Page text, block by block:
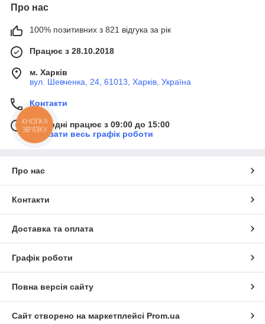
Про нас
100% позитивних з 821 відгука за рік
Працює з 28.10.2018
м. Харків
вул. Шевченка, 24, 61013, Харків, Україна
Контакти
Сьогодні працює з 09:00 до 15:00
Показати весь графік роботи
Про нас
Контакти
Доставка та оплата
Графік роботи
Повна версія сайту
Сайт створено на маркетплейсі Prom.ua
КНОПКА
ЗВ'ЯЗКУ